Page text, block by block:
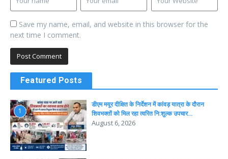
Save my name, email, and website in this browser for the
next time I comment.
Featured Posts
1
डीएम मयूर दीक्षित के निर्देशन में कांवड़ यात्रा के दौरान
शिवभक्तों को मिल रहा त्वरित नि:शुल्क उपचार…
August 6, 2026